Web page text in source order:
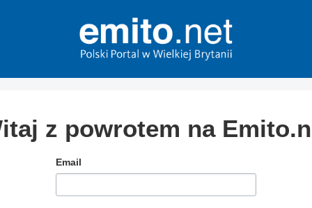
z powrotem na
Email